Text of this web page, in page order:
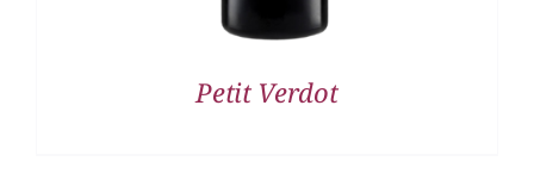
Petit Verdot